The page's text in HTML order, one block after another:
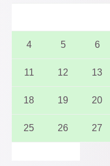
4 5 6
11 12 13
18 19 20
25 26 27